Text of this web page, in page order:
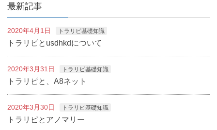
最新記事
2020年4月1日 トラリピ基礎知識
トラリピとusdhkdについて
2020年3月31日 トラリピ基礎知識
トラリピと、A8ネット
2020年3月30日 トラリピ基礎知識
トラリピとアノマリー